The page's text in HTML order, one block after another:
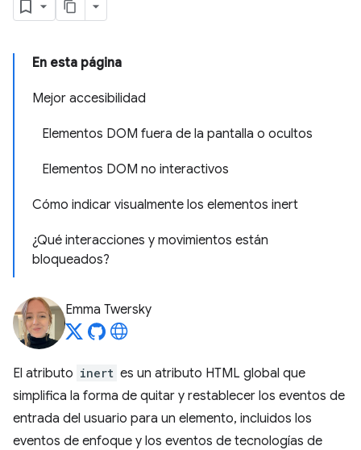
En esta página
Mejor accesibilidad
Elementos DOM fuera de la pantalla o ocultos
Elementos DOM no interactivos
Cómo indicar visualmente los elementos inert
¿Qué interacciones y movimientos están
bloqueados?
Emma Twersky
El atributo inert es un atributo HTML global que
simplifica la forma de quitar y restablecer los eventos de
entrada del usuario para un elemento, incluidos los
eventos de enfoque y los eventos de tecnologías de